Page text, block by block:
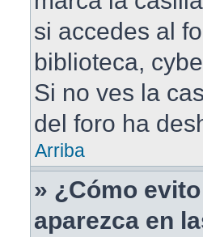
si accedes al
biblioteca,
Si no ves la
del foro ha
Arriba
» ¿Cómo
aparezca en